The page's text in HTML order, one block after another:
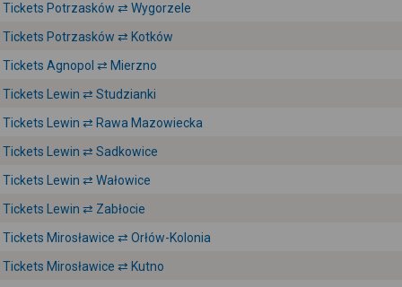
Tickets Potrzasków ⇄ Wygorzele
Tickets Potrzasków ⇄ Kotków
Tickets Agnopol ⇄ Mierzno
Tickets Lewin ⇄ Studzianki
Tickets Lewin ⇄ Rawa Mazowiecka
Tickets Lewin ⇄ Sadkowice
Tickets Lewin ⇄ Wałowice
Tickets Lewin ⇄ Zabłocie
Tickets Mirosławice ⇄ Orłów-Kolonia
Tickets Mirosławice ⇄ Kutno